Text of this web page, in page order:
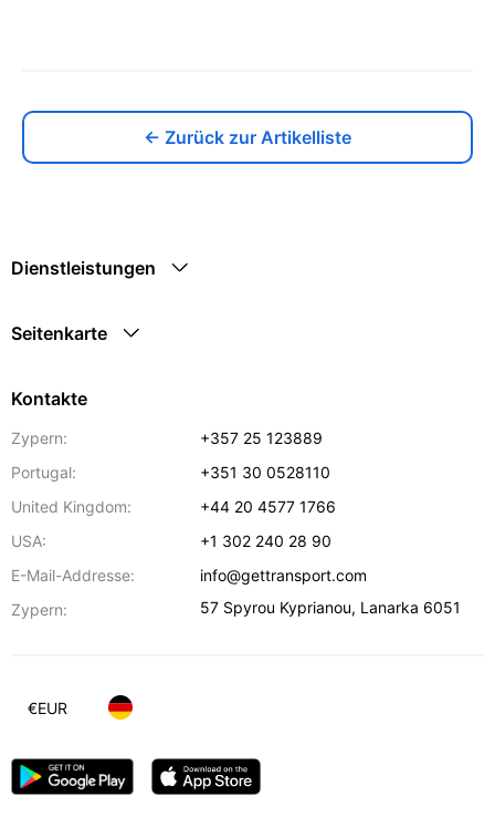
← Zurück zur Artikelliste
Dienstleistungen
Seitenkarte
Kontakte
Zypern:
+357 25 123889
Portugal:
+351 30 0528110
United Kingdom:
+44 20 4577 1766
USA:
+1 302 240 28 90
E-Mail-Addresse:
info@gettransport.com
Zypern:
57 Spyrou Kyprianou, Lanarka 6051
€EUR